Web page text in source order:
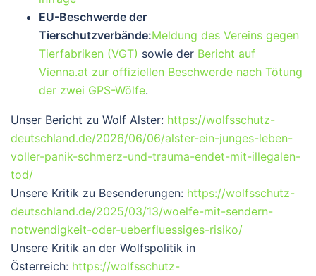
EU-Beschwerde der
Tierschutzverbände:Meldung des Vereins gegen
Tierfabriken (VGT) sowie der Bericht auf
Vienna.at zur offiziellen Beschwerde nach Tötung
der zwei GPS-Wölfe.
Unser Bericht zu Wolf Alster: https://wolfsschutz-
deutschland.de/2026/06/06/alster-ein-junges-leben-
voller-panik-schmerz-und-trauma-endet-mit-illegalen-
tod/
Unsere Kritik zu Besenderungen: https://wolfsschutz-
deutschland.de/2025/03/13/woelfe-mit-sendern-
notwendigkeit-oder-ueberfluessiges-risiko/
Unsere Kritik an der Wolfspolitik in
Österreich: https://wolfsschutz-